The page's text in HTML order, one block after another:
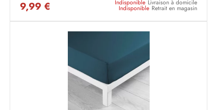
9,99 € Indisponible Livraison à domicile
Indisponible Retrait en magasin